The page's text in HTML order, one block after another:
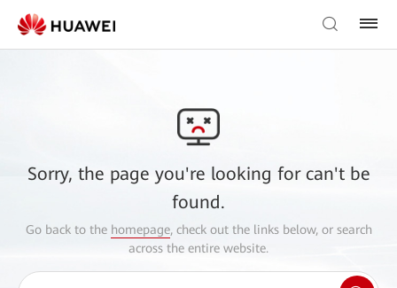
Sorry, the page you're looking for can't be
found.
Go back to the homepage, check out the links below, or search
across the entire website.